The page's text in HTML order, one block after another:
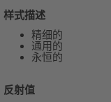
样式描述
精细的
通用的
永恒的
反射值